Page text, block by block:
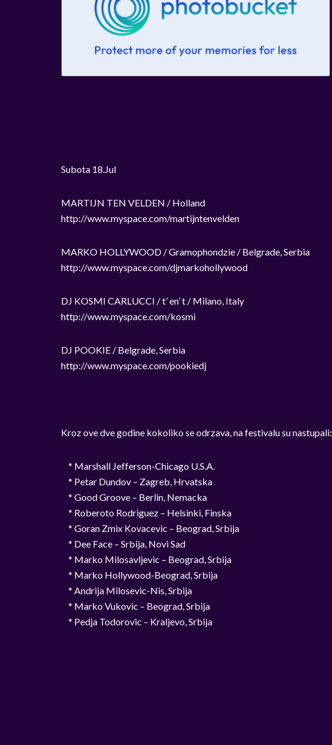
Subota 18.Jul
MARTIJN TEN VELDEN / Holland
http://www.myspace.com/martijntenvelden
MARKO HOLLYWOOD / Gramophondzie / Belgrade, Serbia
http://www.myspace.com/djmarkohollywood
DJ KOSMI CARLUCCI / t’ en’ t / Milano, Italy
http://www.myspace.com/kosmi
DJ POOKIE / Belgrade, Serbia
http://www.myspace.com/pookiedj
Kroz ove dve godine kokoliko se odrzava, na festivalu su nastupali:
* Marshall Jefferson-Chicago U.S.A.
* Petar Dundov – Zagreb, Hrvatska
* Good Groove – Berlin, Nemacka
* Roberoto Rodriguez – Helsinki, Finska
* Goran Zmix Kovacevic – Beograd, Srbija
* Dee Face – Srbija, Novi Sad
* Marko Milosavljevic – Beograd, Srbija
* Marko Hollywood-Beograd, Srbija
* Andrija Milosevic-Nis, Srbija
* Marko Vukovic – Beograd, Srbija
* Pedja Todorovic – Kraljevo, Srbija